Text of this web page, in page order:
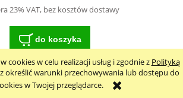
cookies w celu realizacji usług i zgodnie z Polityką
określić warunki przechowywania lub dostępu do
w Twojej przeglądarce.
23% VAT, bez kosztów dostawy
do koszyka